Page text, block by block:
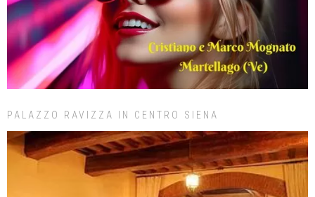
PALAZZO RAVIZZA IN CENTRO SIENA